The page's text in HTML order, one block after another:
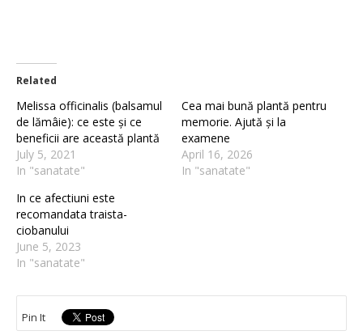
Related
Melissa officinalis (balsamul
de lămâie): ce este și ce
beneficii are această plantă
July 5, 2021
In "sanatate"
Cea mai bună plantă pentru
memorie. Ajută și la
examene
April 16, 2026
In "sanatate"
In ce afectiuni este
recomandata traista-
ciobanului
June 5, 2023
In "sanatate"
Pin It